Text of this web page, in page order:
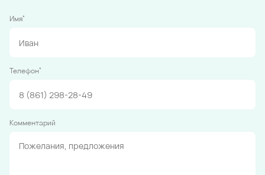
Имя*
Телефон*
Комментарий